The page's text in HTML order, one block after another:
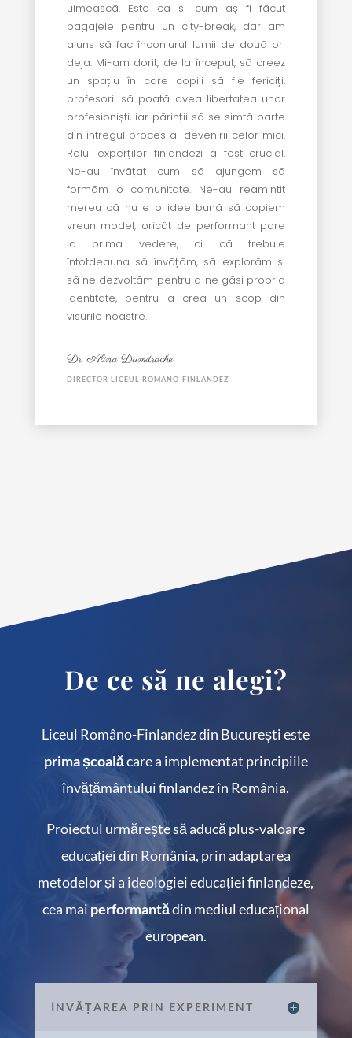
uimească. Este ca și cum aș fi făcut
bagajele pentru un city-break, dar am
ajuns să fac înconjurul lumii de două ori
deja. Mi-am dorit, de la început, să creez
un spațiu în care copiii să fie fericiți,
profesorii să poată avea libertatea unor
profesioniști, iar părinții să se simtă parte
din întregul proces al devenirii celor mici.
Rolul experților finlandezi a fost crucial.
Ne-au învățat cum să ajungem să
formăm o comunitate. Ne-au reamintit
mereu că nu e o idee bună să copiem
vreun model, oricât de performant pare
la prima vedere, ci că trebuie
întotdeauna să învățăm, să explorăm și
să ne dezvoltăm pentru a ne găsi propria
identitate, pentru a crea un scop din
visurile noastre.
Dr. Alina Dumitrache
DIRECTOR LICEUL ROMÂNO-FINLANDEZ
De ce să ne alegi?
Liceul Româno-Finlandez din București este
prima școalăcare a implementat principiile
învățământului finlandez în România.
Proiectul urmărește să aducă plus-valoare
educației din România, prin adaptarea
metodelor și a ideologiei educației finlandeze,
cea maiperformantădin mediul educațional
european.
ÎNVĂȚAREA PRIN EXPERIMENT